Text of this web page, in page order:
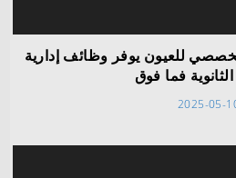
للعيون يوفر وظائف إدارية
فما فوق
2025-05-